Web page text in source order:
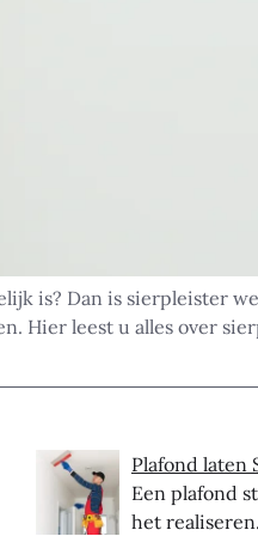
is? Dan is sierpleister
Hier leest u alles over
Plafond laten
Een plafond
het